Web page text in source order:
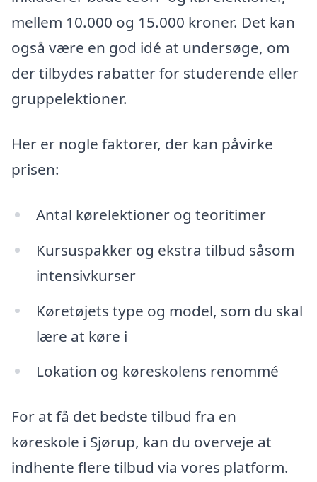
mellem 10.000 og 15.000 kroner. Det kan
også være en god idé at undersøge, om
der tilbydes rabatter for studerende eller
gruppelektioner.
Her er nogle faktorer, der kan påvirke
prisen:
Antal kørelektioner og teoritimer
Kursuspakker og ekstra tilbud såsom
intensivkurser
Køretøjets type og model, som du skal
lære at køre i
Lokation og køreskolens renommé
For at få det bedste tilbud fra en
køreskole i Sjørup, kan du overveje at
indhente flere tilbud via vores platform.